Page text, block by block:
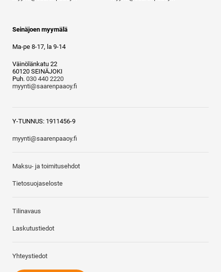
Seinäjoen myymälä
Ma-pe 8-17, la 9-14
Väinölänkatu 22
60120 SEINÄJOKI
Puh. 030 440 2220
myynti@saarenpaaoy.fi
Y-TUNNUS: 1911456-9
myynti@saarenpaaoy.fi
Maksu- ja toimitusehdot
Tietosuojaseloste
Tilinavaus
Laskutustiedot
Yhteystiedot